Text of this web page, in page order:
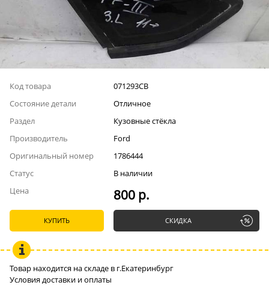
Код товара
071293СВ
Состояние детали
Отличное
Раздел
Кузовные стёкла
Производитель
Ford
Оригинальный номер
1786444
Статус
В наличии
Цена
800 р.
КУПИТЬ СКИДКА
Товар находится на складе в г.Екатеринбург
Условия доставки и оплаты